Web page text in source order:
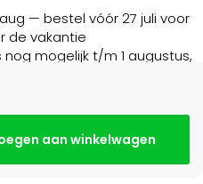
— bestel vóór 27 juli voor
de vakantie
mogelijk t/m 1 augustus,
aan winkelwagen